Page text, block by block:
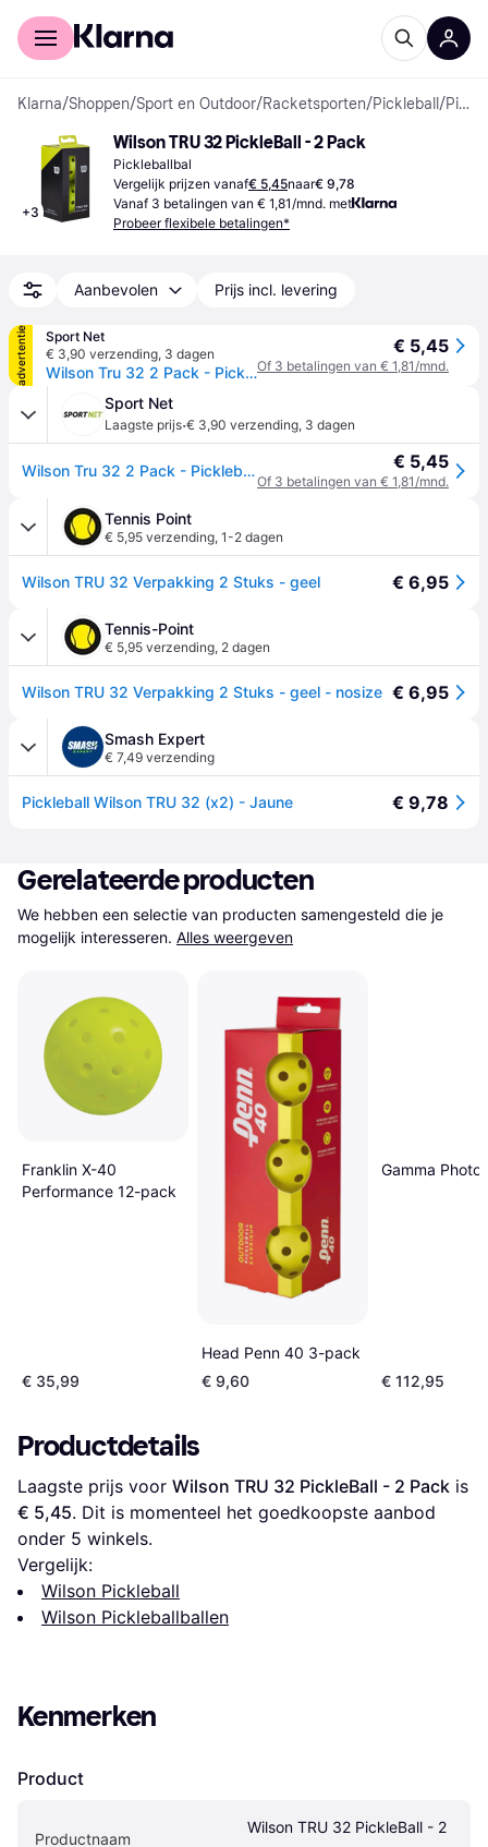
Voor shoppers
Klarna/Shoppen/Sport en Outdoor/Racketsporten/Pickleball / Pickleballballen
+3
Wilson TRU 32 PickleBall - 2 Pack
Pickleballbal
Vergelijk prijzen vanaf€ 5,45naar€ 9,78
Vanaf 3 betalingen van € 1,81/mnd. met
Probeer flexibele betalingen*
Aanbevolen Prijs incl. levering
advertentie
Sport Net
€ 3,90 verzending, 3 dagen
Wilson Tru 32 2 Pack - Pickleball Ball
€ 5,45
Of 3 betalingen van € 1,81/mnd.
Sport Net
Laagste prijs·€ 3,90 verzending, 3 dagen
Wilson Tru 32 2 Pack - Pickleball Ball € 5,45
Of 3 betalingen van € 1,81/mnd.
Tennis Point
€ 5,95 verzending, 1-2 dagen
Wilson TRU 32 Verpakking 2 Stuks - geel € 6,95
Tennis-Point
€ 5,95 verzending, 2 dagen
Wilson TRU 32 Verpakking 2 Stuks - geel - nosize € 6,95
Smash Expert
€ 7,49 verzending
Pickleball Wilson TRU 32 (x2) - Jaune € 9,78
Gerelateerde producten
We hebben een selectie van producten samengesteld die je
mogelijk interesseren. Alles weergeven
Franklin X-40
Performance 12-pack
€ 35,99
Head Penn 40 3-pack
€ 9,60
Gamma
€ 112,95
Productdetails
Laagste prijs voor Wilson TRU 32 PickleBall - 2 Pack
€ 5,45. Dit is momenteel het goedkoopste aanbod
onder 5 winkels.
Vergelijk:
Wilson Pickleball
Wilson Pickleballballen
Kenmerken
Product
Productnaam
Wilson TRU 32 PickleBall - 2